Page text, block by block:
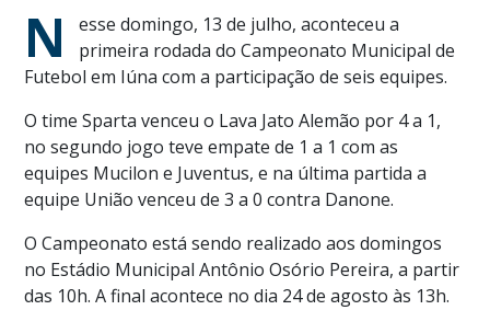
N
esse domingo, 13 de julho, aconteceu a
primeira rodada do Campeonato Municipal de
Futebol em Iúna com a participação de seis equipes.
O time Sparta venceu o Lava Jato Alemão por 4 a 1,
no segundo jogo teve empate de 1 a 1 com as
equipes Mucilon e Juventus, e na última partida a
equipe União venceu de 3 a 0 contra Danone.
O Campeonato está sendo realizado aos domingos
no Estádio Municipal Antônio Osório Pereira, a partir
das 10h. A final acontece no dia 24 de agosto às 13h.